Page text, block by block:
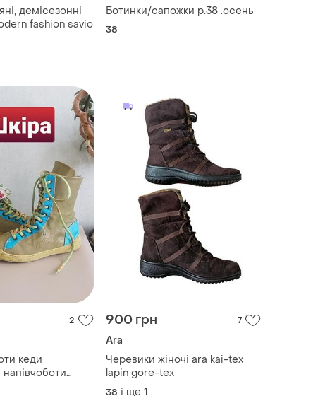
демісезонні
modern fashion savio
Ботинки/сапожки р.38 .осень
38
2
кеди
підборів eject
900 грн 7
Ara
Черевики жіночі ara kai-tex
lapin gore-tex
38 і ще 1